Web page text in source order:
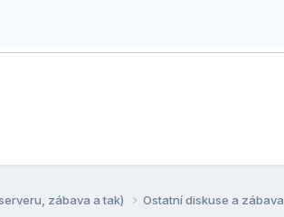
zábava a tak) Ostatní diskuse a zábava